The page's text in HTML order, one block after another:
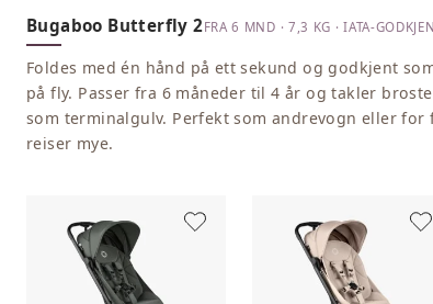
Bugaboo Butterfly 2FRA 6 MND · 7,3 KG · IATA-
Foldes med én hånd på ett sekund og godkjent
på fly. Passer fra 6 måneder til 4 år og takler
som terminalgulv. Perfekt som andrevogn eller for
reiser mye.